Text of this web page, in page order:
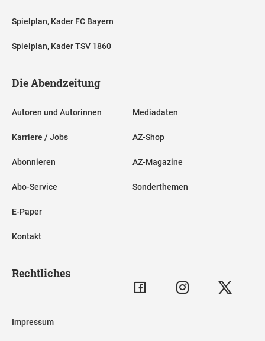
Spielplan, Kader FC Bayern
Spielplan, Kader TSV 1860
Die Abendzeitung
Autoren und Autorinnen
Karriere / Jobs
Abonnieren
Abo-Service
E-Paper
Kontakt
Mediadaten
AZ-Shop
AZ-Magazine
Sonderthemen
Rechtliches
Impressum